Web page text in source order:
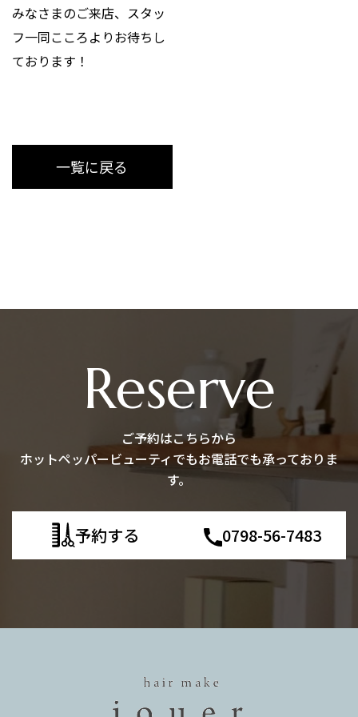
みなさまのご来店、スタッ
フ一同こころよりお待ちし
ております！
一覧に戻る
Reserve
ご予約はこちらから
ホットペッパービューティでもお電話でも承っておりま
す。
予約する 0798-56-7483